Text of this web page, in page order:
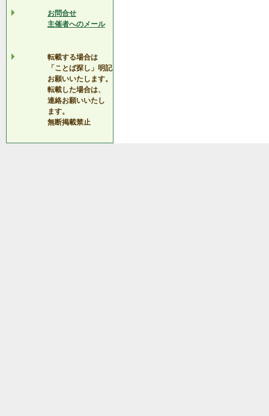
お問合せ
主催者へのメール
転載する場合は
「ことば探し」明記
お願いいたします。
転載した場合は、
連絡お願いいたし
ます。
無断掲載禁止